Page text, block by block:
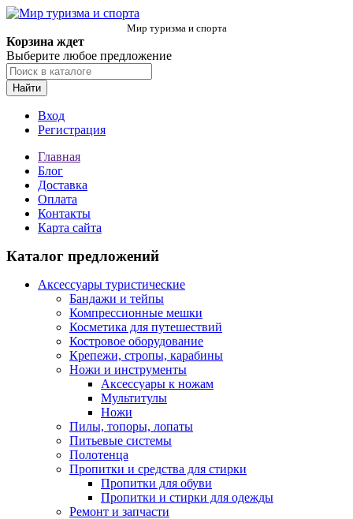
Мир туризма и спорта
Корзина ждет
Выберите любое предложение
Найти
Вход
Регистрация
Главная
Блог
Доставка
Оплата
Контакты
Карта сайта
Каталог предложений
Аксессуары туристические
Бандажи и тейпы
Компрессионные мешки
Косметика для путешествий
Костровое оборудование
Крепежи, стропы, карабины
Ножи и инструменты
Аксессуары к ножам
Мультитулы
Ножи
Пилы, топоры, лопаты
Питьевые системы
Полотенца
Пропитки и средства для стирки
Пропитки для обуви
Пропитки и стирки для одежды
Ремонт и запчасти